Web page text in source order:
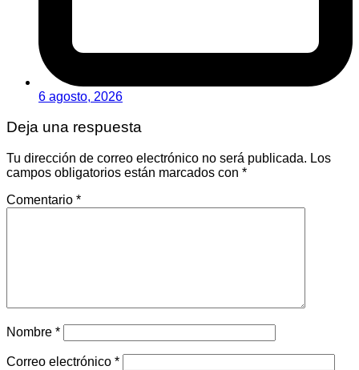
6 agosto, 2026
Deja una respuesta
Tu dirección de correo electrónico no será publicada. Los
campos obligatorios están marcados con *
Comentario *
Nombre *
Correo electrónico *